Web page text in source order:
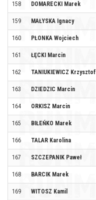
158 DOMARECKI Marek
159 MAŁYSKA Ignacy
160 PŁONKA Wojciech
161 ŁĘCKI Marcin
162 TANIUKIEWICZ Krzysztof
163 DZIEDZIC Marcin
164 ORKISZ Marcin
165 BIŁEŃKO Marek
166 TALAR Karolina
167 SZCZEPANIK Paweł
168 BARCIK Marek
169 WITOSZ Kamil